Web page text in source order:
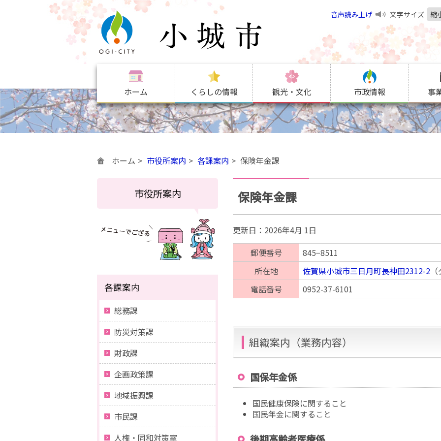
音声読み上げ 文字サイズ 縮
ホーム くらしの情報 観光・文化 市政情報 事
ホーム 市役所案内 各課案内 保険年金課
保険年金課
更新日： 2026年4月 1日
郵便番号
845−8511
所在地
佐賀県小城市三日月町長神田2312-2
電話番号
0952-37-6101
組織案内（業務内容）
国保年金係
国民健康保険に関すること
国民年金に関すること
市役所案内
各課案内
総務課
防災対策課
財政課
企画政策課
地域振興課
市民課
人権・同和対策室